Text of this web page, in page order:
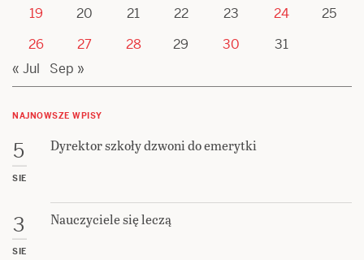
19
20 21 22 23 24
25
26
27 28 29 30
31
« Jul
Sep »
NAJNOWSZE WPISY
5
SIE
Dyrektor szkoły dzwoni do emerytki
3
SIE
Nauczyciele się leczą